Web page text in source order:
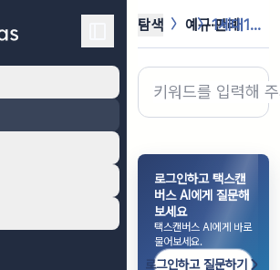
탐색 예규·판례 1세대1주택 요건을 갖춘 주택 및 그...
로그인하고 택스캔
버스 AI에게 질문해
보세요
택스캔버스 AI에게 바로
물어보세요.
로그인하고 질문하기